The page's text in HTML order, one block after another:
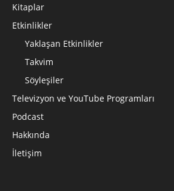
Kitaplar
Etkinlikler
Yaklaşan Etkinlikler
Takvim
Söyleşiler
Televizyon ve YouTube Programları
Podcast
Hakkında
İletişim